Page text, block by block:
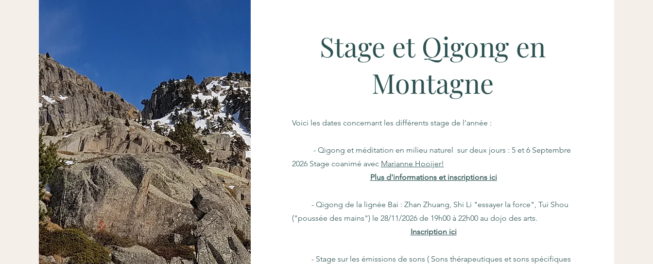
Stage et Qigong en
Montagne
Voici les dates concernant les différents stage de l'année :
- Qigong et méditation en milieu naturel sur deux jours : 5 et 6 Septembre
2026 Stage coanimé avec Marianne Hooijer!
Plus d'informations et inscriptions ici
- Qigong de la lignée Bai : Zhan Zhuang, Shi Li "essayer la force", Tui Shou
("poussée des mains") le 28/11/2026 de 19h00 à 22h00 au dojo des arts.
Inscription ici
- Stage sur les émissions de sons ( Sons thérapeutiques et sons spécifiques